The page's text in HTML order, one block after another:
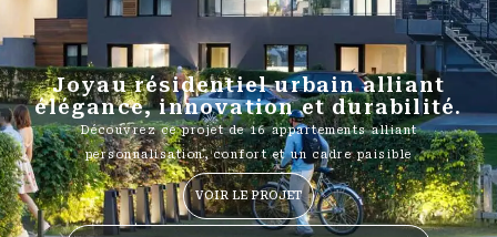
Joyau résidentiel urbain alliant
élégance, innovation et durabilité.
Découvrez ce projet de 16 appartements alliant
personnalisation, confort et un cadre paisible
VOIR LE PROJET